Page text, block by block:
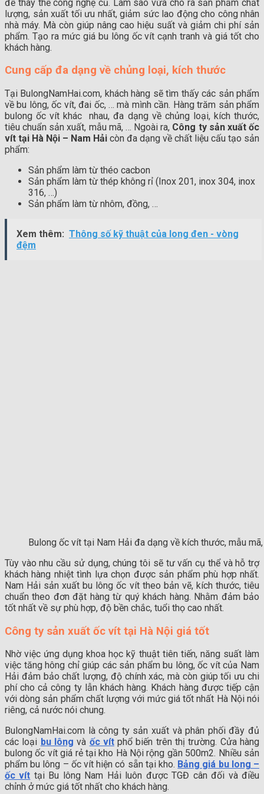
để thay thế công nghệ cũ. Làm sao vừa cho ra sản phẩm chất
lượng, sản xuất tối ưu nhất, giảm sức lao động cho công nhân
nhà máy. Mà còn giúp nâng cao hiệu suất và giảm chi phí sản
phẩm. Tạo ra mức giá bu lông ốc vít cạnh tranh và giá tốt cho
khách hàng.
Cung cấp đa dạng về chủng loại, kích thước
Tại BulongNamHai.com, khách hàng sẽ tìm thấy các sản phẩm
về bu lông, ốc vít, đai ốc, … mà mình cần. Hàng trăm sản phẩm
bulong ốc vít khác nhau, đa dạng về chủng loại, kích thước,
tiêu chuẩn sản xuất, mẫu mã, … Ngoài ra, Công ty sản xuất ốc
vít tại Hà Nội – Nam Hải còn đa dạng về chất liệu cấu tạo sản
phẩm:
Sản phẩm làm từ théo cacbon
Sản phẩm làm từ thép không rỉ (Inox 201, inox 304, inox
316, …)
Sản phẩm làm từ nhôm, đồng, …
Xem thêm: Thông số kỹ thuật của long đen - vòng
đệm
Bulong ốc vít tại Nam Hải đa dạng về kích thước, mẫu
Tùy vào nhu cầu sử dụng, chúng tôi sẽ tư vấn cụ thể và hỗ trợ
khách hàng nhiệt tình lựa chọn được sản phẩm phù hợp nhất.
Nam Hải sản xuất bu lông ốc vít theo bản vẽ, kích thước, tiêu
chuẩn theo đơn đặt hàng từ quý khách hàng. Nhằm đảm bảo
tốt nhất về sự phù hợp, độ bền chắc, tuổi thọ cao nhất.
Công ty sản xuất ốc vít tại Hà Nội giá tốt
Nhờ việc ứng dụng khoa học kỹ thuật tiên tiến, năng suất làm
việc tăng hông chỉ giúp các sản phẩm bu lông, ốc vít của Nam
Hải đảm bảo chất lượng, độ chính xác, mà còn giúp tối ưu chi
phí cho cả công ty lẫn khách hàng. Khách hàng được tiếp cận
với dòng sản phẩm chất lượng với mức giá tốt nhất Hà Nội nói
riêng, cả nước nói chung.
BulongNamHai.com là công ty sản xuất và phân phối đầy đủ
các loại bu lông và ốc vítphổ biến trên thị trường. Cửa hàng
bulong ốc vít giá rẻ tại kho Hà Nội rộng gần 500m2. Nhiều sản
phẩm bu lông – ốc vít hiện có sẵn tại kho. Bảng giá bu long –
ốc vít tại Bu lông Nam Hải luôn được TGĐ cân đối và điều
chỉnh ở mức giá tốt nhất cho khách hàng.